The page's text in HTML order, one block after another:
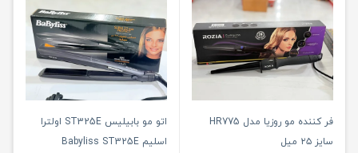
فر کننده مو روزیا مدل HR775
سایز ۲۵ میل
اتو مو بابیلیس ST325E اولترا
اسلیم Babyliss ST325E